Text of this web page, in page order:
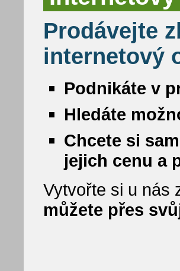
Prodávejte
internetový
Podnikáte v
Hledáte
Chcete si
jejich cenu a
Vytvořte si u nás
můžete přes